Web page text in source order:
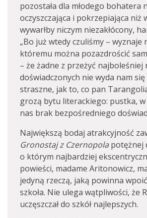
pozostała dla młodego bohatera
oczyszczająca i pokrzepiająca niż
wywarłby niczym niezakłócony,
„Bo już wtedy czuliśmy – wyznaje
któremu można pozazdrościć
– że żadne z przeżyć najboleśniej
doświadczonych nie wyda nam
straszne, jak to, co pan
grozą bytu literackiego: pustka,
nas brak bezpośredniego
Największą bodaj atrakcyjność
Gronostaj z Czernopola potężnej
o którym najbardziej
powieści, madame Aritonowicz,
jedyną rzeczą, jaką powinna
szkoła. Nie ulega wątpliwości, że
uczęszczał do szkół najlepszych.